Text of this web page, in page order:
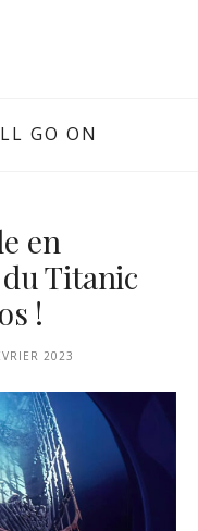
GO ON
en
Titanic
!
2023